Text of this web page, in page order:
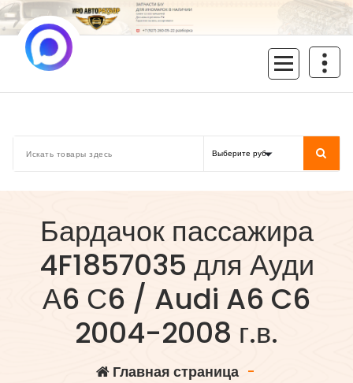
Перейти
к
содержимому
Бардачок пассажира
4F1857035 для Ауди
А6 С6 / Audi A6 C6
2004-2008 г.в.
Главная страница-